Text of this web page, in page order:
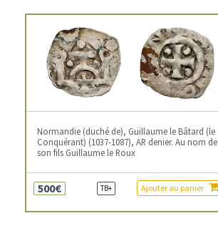
Normandie (duché de), Guillaume le Bâtard (le
Conquérant) (1037-1087), AR denier. Au nom de
son fils Guillaume le Roux
500€ TB+ Ajouter au panier